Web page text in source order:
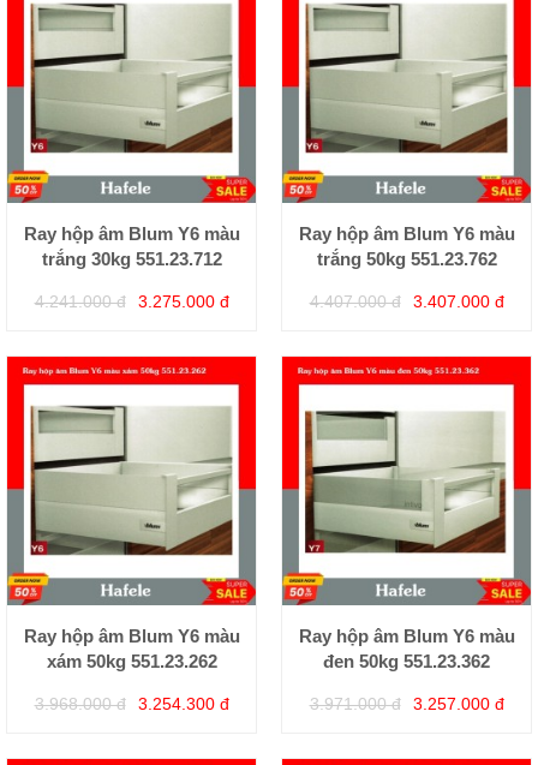
Ray hộp âm Blum Y6 màu
trắng 30kg 551.23.712
4.241.000 đ 3.275.000 đ
Ray hộp âm Blum Y6 màu
trắng 50kg 551.23.762
4.407.000 đ 3.407.000 đ
Ray hộp âm Blum Y6 màu
xám 50kg 551.23.262
3.968.000 đ 3.254.300 đ
Ray hộp âm Blum Y6 màu
đen 50kg 551.23.362
3.971.000 đ 3.257.000 đ